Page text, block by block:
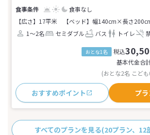
食事なし
【広さ】17平米
【ベッド】幅140cm×長さ
1～2名
セミダブル バス トイレ
おとな1名 税込
基本代金合
(おとな2名 こど
おすすめポイント プ
すべてのプランを見る(20プラン、12